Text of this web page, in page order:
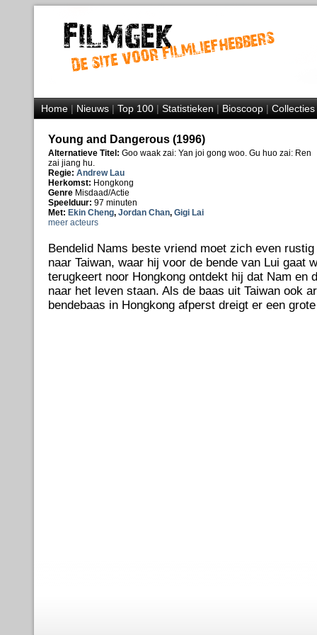
Home|Nieuws|Top 100|Statistieken|Bioscoop|Collecties
Young and Dangerous (1996)
Alternatieve Titel: Goo waak zai: Yan joi gong woo. Gu huo zai: Ren
zai jiang hu.
Regie: Andrew Lau
Herkomst: Hongkong
Genre Misdaad/Actie
Speelduur: 97 minuten
Met: Ekin Cheng, Jordan Chan, Gigi Lai
meer acteurs
Bendelid Nams beste vriend moet zich even
naar Taiwan, waar hij voor de bende van Lui gaat
terugkeert noor Hongkong ontdekt hij dat Nam en
naar het leven staan. Als de baas uit Taiwan ook
bendebaas in Hongkong afperst dreigt er een